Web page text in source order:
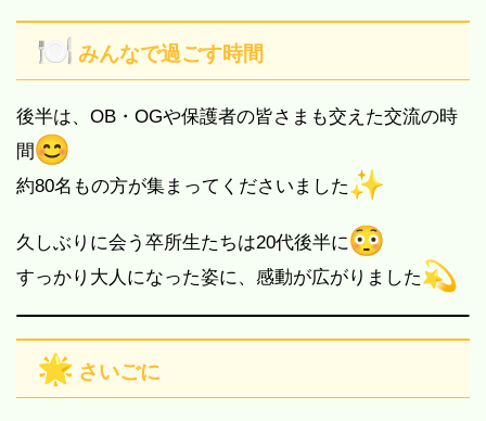
みんなで過ごす時間
後半は、OB・OGや保護者の皆さまも交えた交流の時
間
約80名もの方が集まってくださいました
久しぶりに会う卒所生たちは20代後半に
すっかり大人になった姿に、感動が広がりました
さいごに